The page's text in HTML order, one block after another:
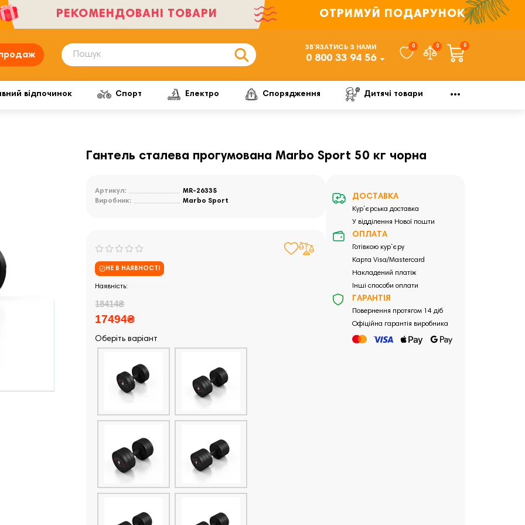
РЕКОМЕНДОВАНІ ТОВАРИ ОТРИМУЙ ПОДАРУНОК
ЗВ’ЯЗАТИСЬ З НАМИ
0 800 33 94 56
0 0 0
відпочинок Спорт Електро Спорядження Дитячі товари
Гантель сталева прогумована Marbo Sport 50 кг чорна
Артикул:
MR-26335
Виробник:
Marbo Sport
НЕ В НАЯВНОСТІ
18414₴
17494₴
Оберіть варіант
ДОСТАВКА
Кур`єрська доставка
У відділення Нової пошти
ОПЛАТА
Готівкою кур`єру
Карта Visa/Mastercard
Накладений платіж
Інші способи оплати
ГАРАНТІЯ
Повернення протягом 14 діб
Офіційна гарантія виробника